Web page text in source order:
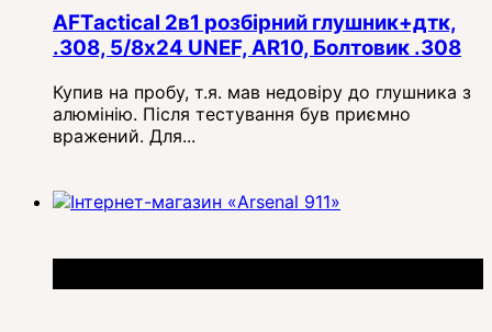
AFTactical 2в1 розбірний глушник+дтк,
.308, 5/8x24 UNEF, AR10, Болтовик .308
Купив на пробу, т.я. мав недовіру до глушника з
алюмінію. Після тестування був приємно
вражений. Для...